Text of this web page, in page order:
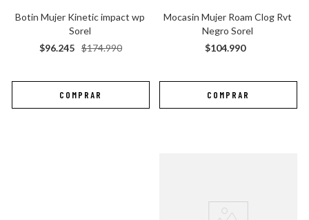
Botin Mujer Kinetic impact wp
Sorel
$174.990
$96.245
Mocasin Mujer Roam Clog Rvt
Negro Sorel
$104.990